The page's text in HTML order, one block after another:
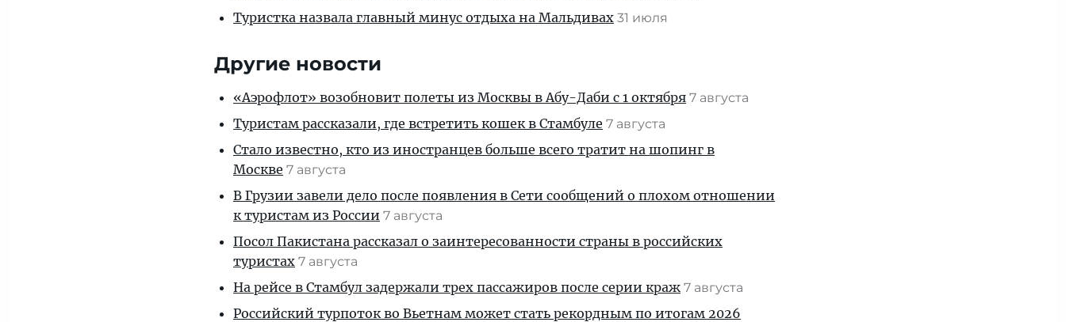
Туристка назвала главный минус отдыха на Мальдивах 31 июля
Другие новости
«Аэрофлот» возобновит полеты из Москвы в Абу-Даби с 1 октября 7 августа
Туристам рассказали, где встретить кошек в Стамбуле 7 августа
Стало известно, кто из иностранцев больше всего тратит на шопинг в
Москве 7 августа
В Грузии завели дело после появления в Сети сообщений о плохом отношении
к туристам из России 7 августа
Посол Пакистана рассказал о заинтересованности страны в российских
туристах 7 августа
На рейсе в Стамбул задержали трех пассажиров после серии краж 7 августа
Российский турпоток во Вьетнам может стать рекордным по итогам 2026